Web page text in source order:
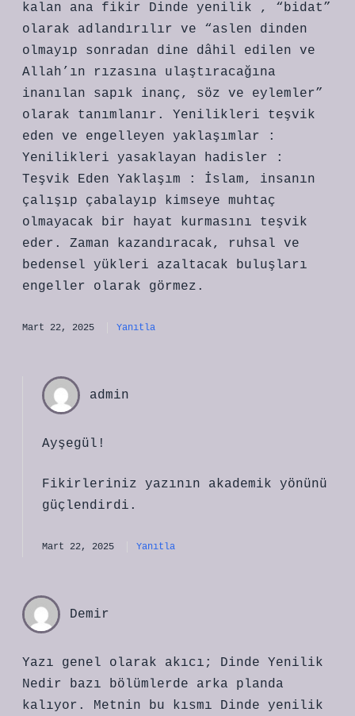
kalan ana fikir Dinde yenilik , “bidat”
olarak adlandırılır ve “aslen dinden
olmayıp sonradan dine dâhil edilen ve
Allah’ın rızasına ulaştıracağına
inanılan sapık inanç, söz ve eylemler”
olarak tanımlanır. Yenilikleri teşvik
eden ve engelleyen yaklaşımlar :
Yenilikleri yasaklayan hadisler :
Teşvik Eden Yaklaşım : İslam, insanın
çalışıp çabalayıp kimseye muhtaç
olmayacak bir hayat kurmasını teşvik
eder. Zaman kazandıracak, ruhsal ve
bedensel yükleri azaltacak buluşları
engeller olarak görmez.
Mart 22, 2025 Yanıtla
admin
Ayşegül!
Fikirleriniz yazının akademik yönünü
güçlendirdi.
Mart 22, 2025 Yanıtla
Demir
Yazı genel olarak akıcı; Dinde Yenilik
Nedir bazı bölümlerde arka planda
kalıyor. Metnin bu kısmı Dinde yenilik